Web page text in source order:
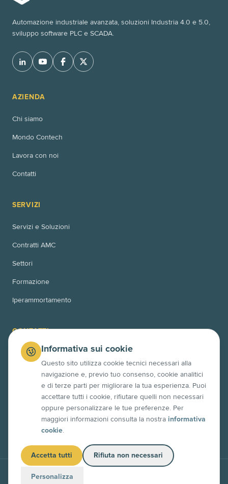
Automazione industriale avanzata, soluzioni Industria 4.0 e 5.0,
sviluppo software PLC e SCADA.
AZIENDA
Chi siamo
Mondo Contech
Lavora con noi
Contatti
SERVIZI
Servizi e Soluzioni
Contratti AMC
Settori
Formazione
Iperammortamento
CONTATTI
Via Bussoleno 11
00166 Roma (RM)
63845 Ponzano di Fermo (FM)
info@contech.xyz
Privacy Policy Condizioni di vendita
Informativa sui cookie
Questo sito utilizza cookie tecnici necessari alla
navigazione e, previo tuo consenso, cookie analitici
e di terze parti per migliorare la tua esperienza. Puoi
accettare tutti i cookie, rifiutare quelli non necessari
oppure personalizzare le tue preferenze. Per
maggiori informazioni consulta la nostra informativa
cookie.
Accetta tutti Rifiuta non necessari
Personalizza